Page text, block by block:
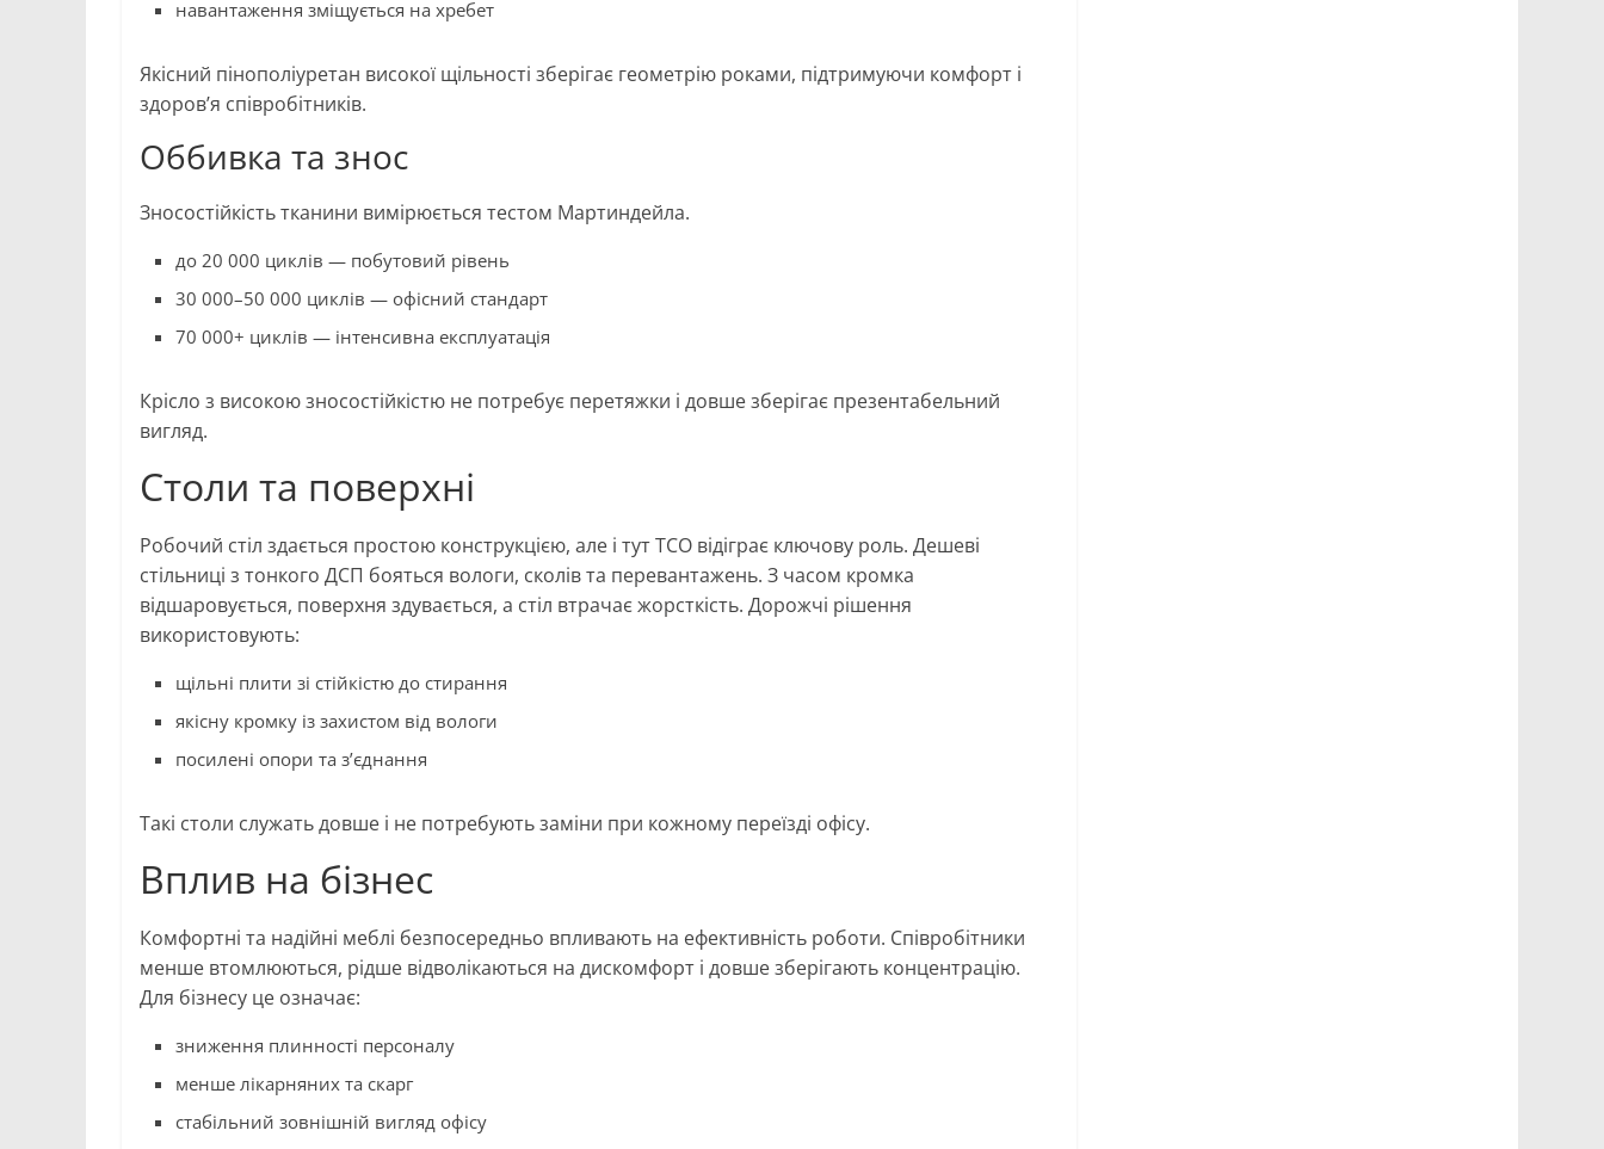
навантаження зміщується на хребет
Якісний пінополіуретан високої щільності зберігає геометрію роками, підтримуючи комфорт і
здоров’я співробітників.
Оббивка та знос
Зносостійкість тканини вимірюється тестом Мартиндейла.
до 20 000 циклів — побутовий рівень
30 000–50 000 циклів — офісний стандарт
70 000+ циклів — інтенсивна експлуатація
Крісло з високою зносостійкістю не потребує перетяжки і довше зберігає презентабельний
вигляд.
Столи та поверхні
Робочий стіл здається простою конструкцією, але і тут TCO відіграє ключову роль. Дешеві
стільниці з тонкого ДСП бояться вологи, сколів та перевантажень. З часом кромка
відшаровується, поверхня здувається, а стіл втрачає жорсткість. Дорожчі рішення
використовують:
щільні плити зі стійкістю до стирання
якісну кромку із захистом від вологи
посилені опори та з’єднання
Такі столи служать довше і не потребують заміни при кожному переїзді офісу.
Вплив на бізнес
Комфортні та надійні меблі безпосередньо впливають на ефективність роботи. Співробітники
менше втомлюються, рідше відволікаються на дискомфорт і довше зберігають концентрацію.
Для бізнесу це означає:
зниження плинності персоналу
менше лікарняних та скарг
стабільний зовнішній вигляд офісу